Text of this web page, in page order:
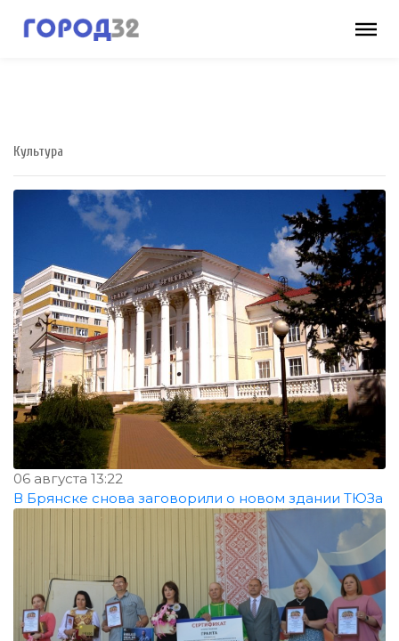
Культура
06 августа 13:22
В Брянске снова заговорили о новом здании ТЮЗа